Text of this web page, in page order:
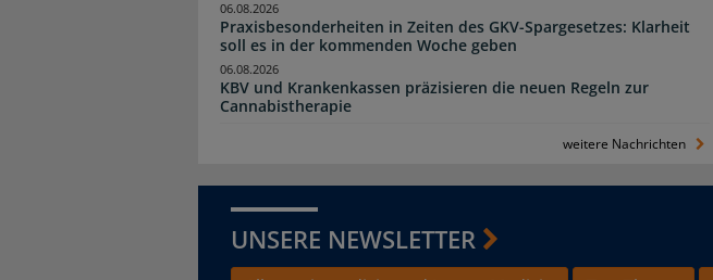
Praxisbesonderheiten in Zeiten des GKV-Spargesetzes: Klarheit
soll es in der kommenden Woche geben
06.08.2026
KBV und Krankenkassen präzisieren die neuen Regeln zur
Cannabistherapie
06.08.2026
weitere Nachrichten
UNSERE NEWSLETTER